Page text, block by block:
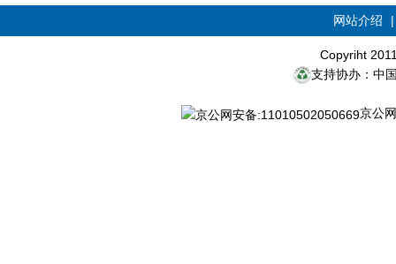
网站介绍
Copyriht
支持协办：中
京公